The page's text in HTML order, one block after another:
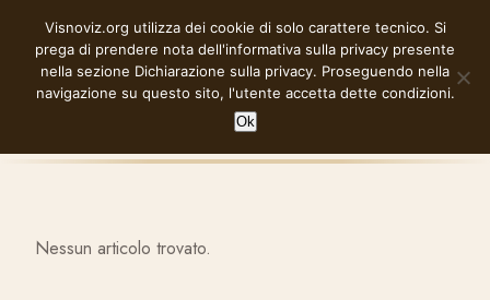
contenuto
VISNOVIZ.ORG
Nessun articolo trovato.
Visnoviz.org utilizza dei cookie di solo carattere tecnico. Si
prega di prendere nota dell'informativa sulla privacy presente
nella sezione Dichiarazione sulla privacy. Proseguendo nella
navigazione su questo sito, l'utente accetta dette condizioni.
Ok